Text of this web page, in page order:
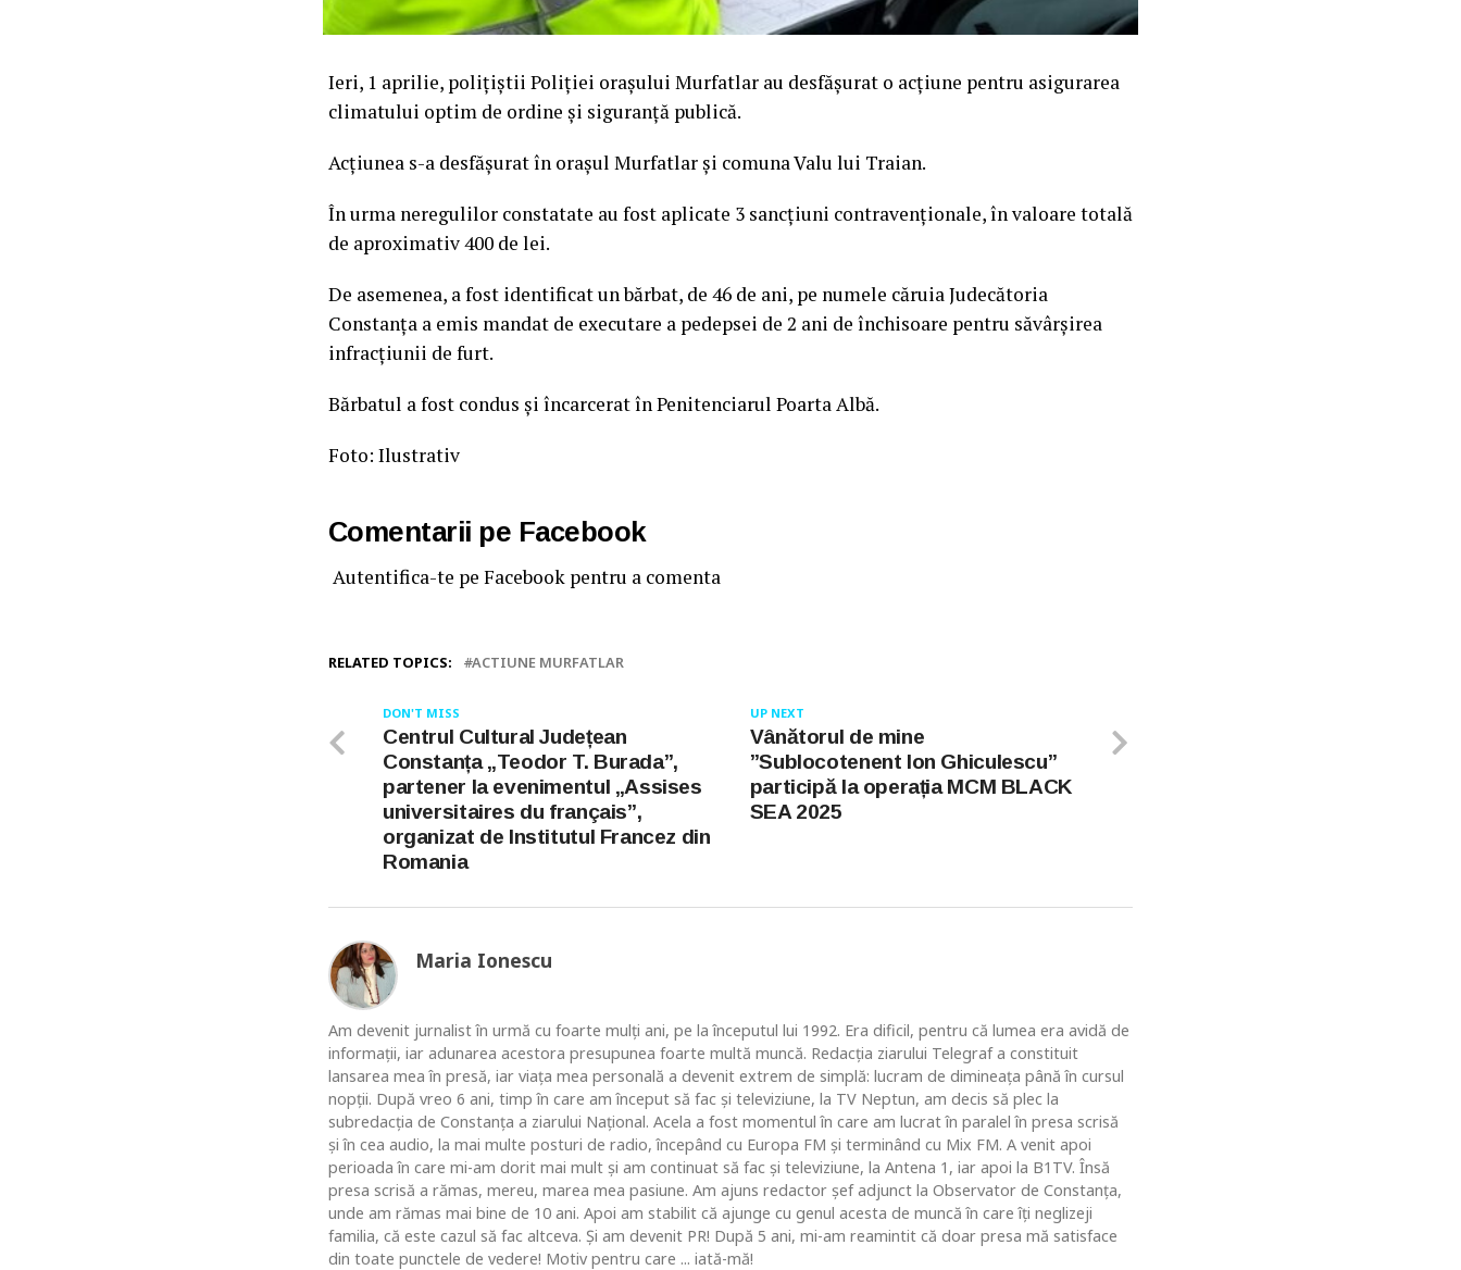
Ieri, 1 aprilie, polițiștii Poliției orașului Murfatlar au desfășurat o acțiune pentru asigurarea
climatului optim de ordine și siguranță publică.
Acțiunea s-a desfășurat în orașul Murfatlar și comuna Valu lui Traian.
În urma neregulilor constatate au fost aplicate 3 sancțiuni contravenționale, în valoare totală
de aproximativ 400 de lei.
De asemenea, a fost identificat un bărbat, de 46 de ani, pe numele căruia Judecătoria
Constanța a emis mandat de executare a pedepsei de 2 ani de închisoare pentru săvârșirea
infracțiunii de furt.
Bărbatul a fost condus și încarcerat în Penitenciarul Poarta Albă.
Foto: Ilustrativ
Comentarii pe Facebook
Autentifica-te pe Facebook pentru a comenta
RELATED TOPICS: ACTIUNE MURFATLAR
UP NEXT
Vânătorul de mine
”Sublocotenent Ion Ghiculescu”
participă la operația MCM BLACK
SEA 2025
DON'T MISS
Centrul Cultural Județean
Constanța „Teodor T. Burada”,
partener la evenimentul „Assises
universitaires du français”,
organizat de Institutul Francez din
Romania
Maria Ionescu
Am devenit jurnalist în urmă cu foarte mulţi ani, pe la începutul lui 1992. Era dificil, pentru că lumea era avidă de
informaţii, iar adunarea acestora presupunea foarte multă muncă. Redacţia ziarului Telegraf a constituit
lansarea mea în presă, iar viaţa mea personală a devenit extrem de simplă: lucram de dimineaţa până în cursul
nopţii. După vreo 6 ani, timp în care am început să fac şi televiziune, la TV Neptun, am decis să plec la
subredacţia de Constanţa a ziarului Naţional. Acela a fost momentul în care am lucrat în paralel în presa scrisă
şi în cea audio, la mai multe posturi de radio, începând cu Europa FM şi terminând cu Mix FM. A venit apoi
perioada în care mi-am dorit mai mult şi am continuat să fac şi televiziune, la Antena 1, iar apoi la B1TV. Însă
presa scrisă a rămas, mereu, marea mea pasiune. Am ajuns redactor şef adjunct la Observator de Constanţa,
unde am rămas mai bine de 10 ani. Apoi am stabilit că ajunge cu genul acesta de muncă în care îţi neglizeji
familia, că este cazul să fac altceva. Şi am devenit PR! După 5 ani, mi-am reamintit că doar presa mă satisface
din toate punctele de vedere! Motiv pentru care ... iată-mă!